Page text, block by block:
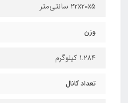
22x20x5 سانتی‌متر
وزن
1.284 کیلوگرم
تعداد کانال